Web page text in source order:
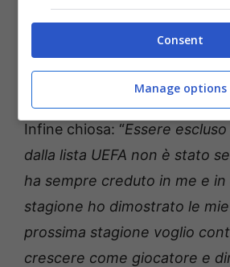
Le parole di Helland
sull’esclusione
e sul finale di
Infine chiosa: “Essere
dalla lista UEFA non è stato
ha sempre creduto in me e
stagione ho dimostrato le
prossima stagione voglio
crescere come giocatore e
Consent
Manage options